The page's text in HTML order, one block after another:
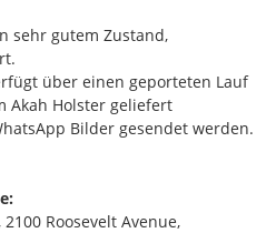
sehr gutem Zustand,
über einen geporteten Lauf
Akah Holster geliefert
Bilder gesendet werden.
Roosevelt Avenue,